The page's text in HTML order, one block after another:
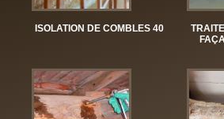
ISOLATION DE COMBLES 40